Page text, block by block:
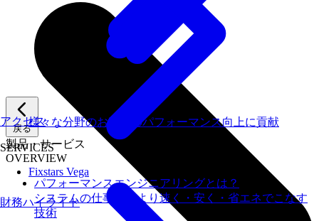
戻る
製品・サービス
OVERVIEW
パフォーマンスエンジニアリングとは？
システムの仕事を、より速く・安く・省エネでこなす
技術
アクセス様々な分野のお客様のパフォーマンス向上に貢献
SERVICES
Fixstars Vega
財務ハイライト